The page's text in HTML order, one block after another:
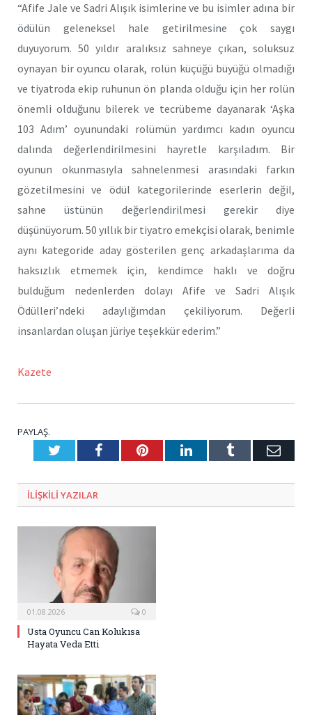
“Afife Jale ve Sadri Alışık isimlerine ve bu isimler adına bir
ödülün geleneksel hale getirilmesine çok saygı
duyuyorum. 50 yıldır aralıksız sahneye çıkan, soluksuz
oynayan bir oyuncu olarak, rolün küçüğü büyüğü olmadığı
ve tiyatroda ekip ruhunun ön planda olduğu için her rolün
önemli olduğunu bilerek ve tecrübeme dayanarak ‘Aşka
103 Adım’ oyunundaki rolümün yardımcı kadın oyuncu
dalında değerlendirilmesini hayretle karşıladım. Bir
oyunun okunmasıyla sahnelenmesi arasındaki farkın
gözetilmesini ve ödül kategorilerinde eserlerin değil,
sahne üstünün değerlendirilmesi gerekir diye
düşünüyorum. 50 yıllık bir tiyatro emekçisi olarak, benimle
aynı kategoride aday gösterilen genç arkadaşlarıma da
haksızlık etmemek için, kendimce haklı ve doğru
bulduğum nedenlerden dolayı Afife ve Sadri Alışık
Ödülleri’ndeki adaylığımdan çekiliyorum. Değerli
insanlardan oluşan jüriye teşekkür ederim.”
Kazete
PAYLAŞ.
TwitterFacebookPinterestLinkedInTumblr E-
ILIŞKILI YAZILAR
01.08.2026 0
Usta Oyuncu Can Kolukısa
Hayata Veda Etti